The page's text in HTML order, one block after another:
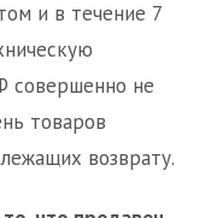
и в течение 7
совершенно не
товаров
возврату.